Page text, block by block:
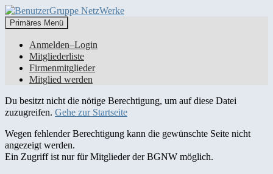
BenutzerGruppe NetzWerke
Suchen
Primäres Menü
springen
Anmelden–Login
Mitgliederliste
Firmenmitglieder
Mitglied werden
Du besitzt nicht die nötige Berechtigung, um auf diese Datei
zuzugreifen. Gehe zur Startseite
Wegen fehlender Berechtigung kann die gewünschte Seite nicht
angezeigt werden.
Ein Zugriff ist nur für Mitglieder der BGNW möglich.